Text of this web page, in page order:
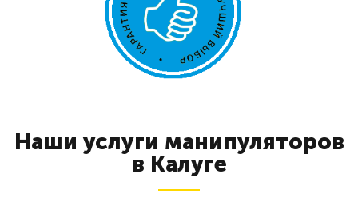
Наши услуги манипуляторов
в Калуге